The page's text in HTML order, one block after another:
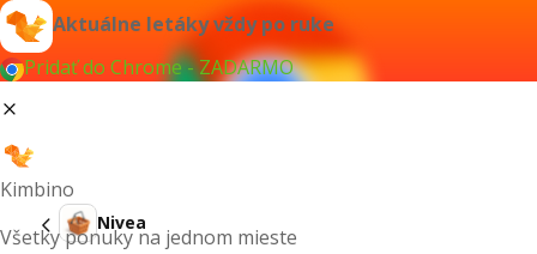
Aktuálne letáky vždy po ruke
Pridať do Chrome - ZADARMO
Kimbino
Všetky ponuky na jednom mieste
Nivea